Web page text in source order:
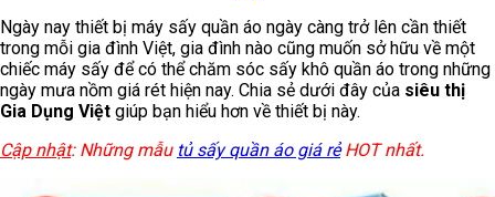
Ngày nay thiết bị máy sấy quần áo ngày càng trở lên cần thiết
trong mỗi gia đình Việt, gia đình nào cũng muốn sở hữu về một
chiếc máy sấy để có thể chăm sóc sấy khô quần áo trong những
ngày mưa nồm giá rét hiện nay. Chia sẻ dưới đây của siêu thị
Gia Dụng Việt giúp bạn hiểu hơn về thiết bị này.
Cập nhật: Những mẫu tủ sấy quần áo giá rẻHOT nhất.